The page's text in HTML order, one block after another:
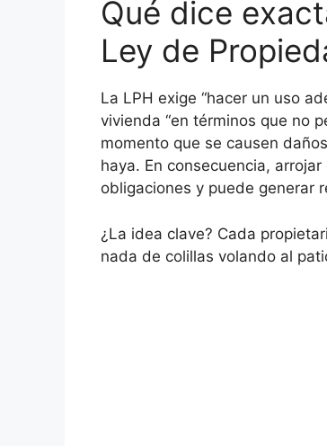
Qué dice
Ley de
La LPH exige “hacer un uso
vivienda “en términos que no
momento que se causen
haya. En consecuencia,
obligaciones y puede generar
¿La idea clave? Cada
nada de colillas volando al